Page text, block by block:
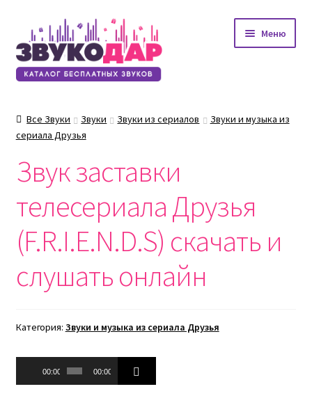
Перейти
к
навигации
Перейти
к
содержимому
Меню
Все Звуки Звуки Звуки из сериалов
Звуки и музыка из
сериала Друзья
Звук заставки
телесериала Друзья
(F.R.I.E.N.D.S) скачать и
слушать онлайн
Категория: Звуки и музыка из сериала Друзья
Аудиоплеер
00:00 00:00